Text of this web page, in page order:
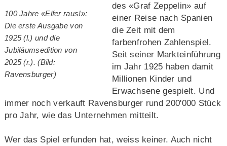
100 Jahre «Elfer raus!»:
Die erste Ausgabe von
1925 (l.) und die
Jubiläumsedition von
2025 (r.). (Bild:
Ravensburger)
des «Graf Zeppelin» auf
einer Reise nach Spanien
die Zeit mit dem
farbenfrohen Zahlenspiel.
Seit seiner Markteinführung
im Jahr 1925 haben damit
Millionen Kinder und
Erwachsene gespielt. Und
immer noch verkauft Ravensburger rund 200'000 Stück
pro Jahr, wie das Unternehmen mitteilt.
Wer das Spiel erfunden hat, weiss keiner. Auch nicht